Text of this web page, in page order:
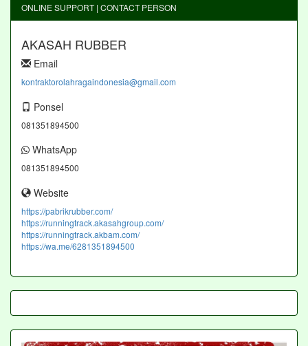
ONLINE SUPPORT | CONTACT PERSON
AKASAH RUBBER
Email
kontraktorolahragaindonesia@gmail.com
Ponsel
081351894500
WhatsApp
081351894500
Website
https://pabrikrubber.com/
https://runningtrack.akasahgroup.com/
https://runningtrack.akbam.com/
https://wa.me/6281351894500